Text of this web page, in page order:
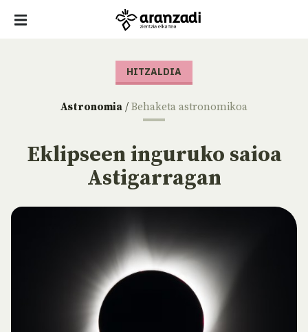
HITZALDIA
Astronomia / Behaketa astronomikoa
Eklipseen inguruko saioa
Astigarragan